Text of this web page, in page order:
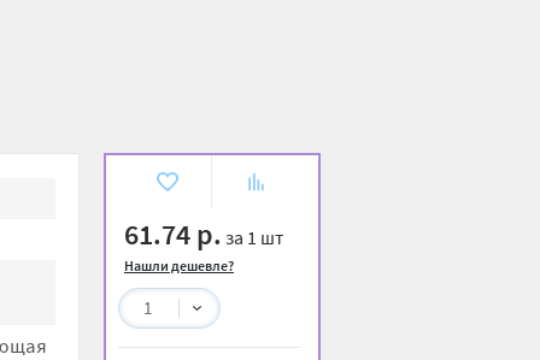
61.74 р. за 1 шт
Нашли дешевле?
1